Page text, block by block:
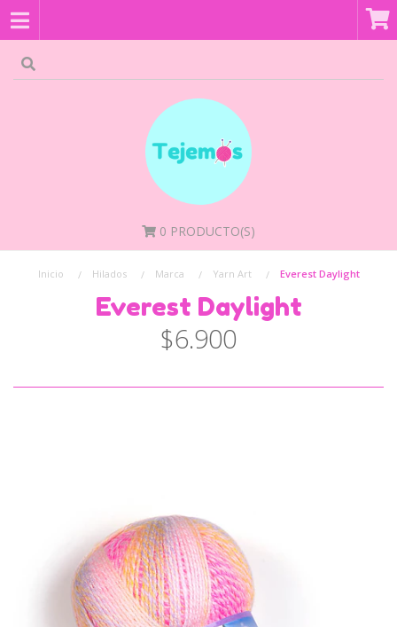
0 PRODUCTO(S)
Inicio Hilados Marca Yarn Art Everest Daylight
Everest Daylight
$6.900